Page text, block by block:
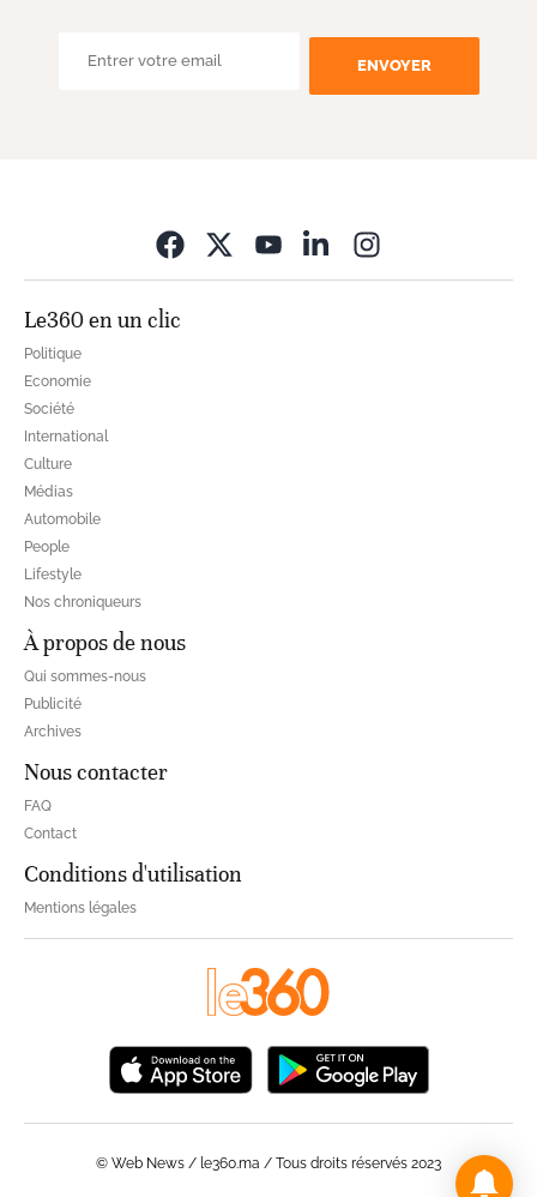
ENVOYER
Le360 en un clic
Politique
Economie
Société
International
Culture
Médias
Automobile
People
Lifestyle
Nos chroniqueurs
À propos de nous
Qui sommes-nous
Publicité
Archives
Nous contacter
FAQ
Contact
Conditions d'utilisation
Mentions légales
© Web News / le360.ma / Tous droits réservés 2023